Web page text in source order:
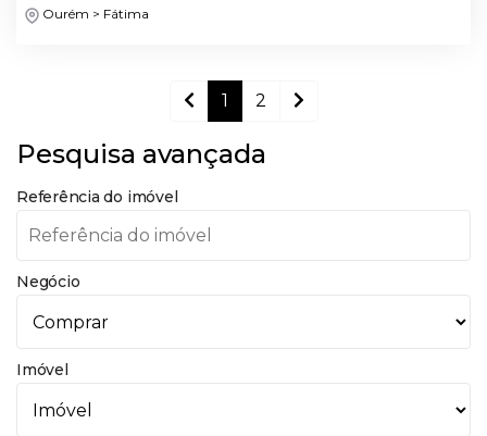
Ourém > Fátima
1 2
Pesquisa avançada
Referência do imóvel
Negócio
Imóvel